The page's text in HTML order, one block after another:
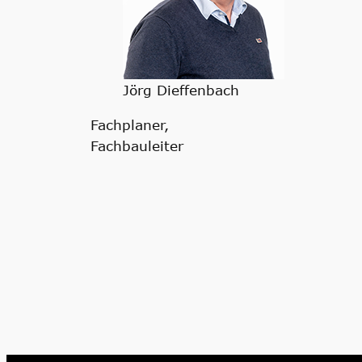
Jörg Dieffenbach
Fachplaner,
Fachbauleiter